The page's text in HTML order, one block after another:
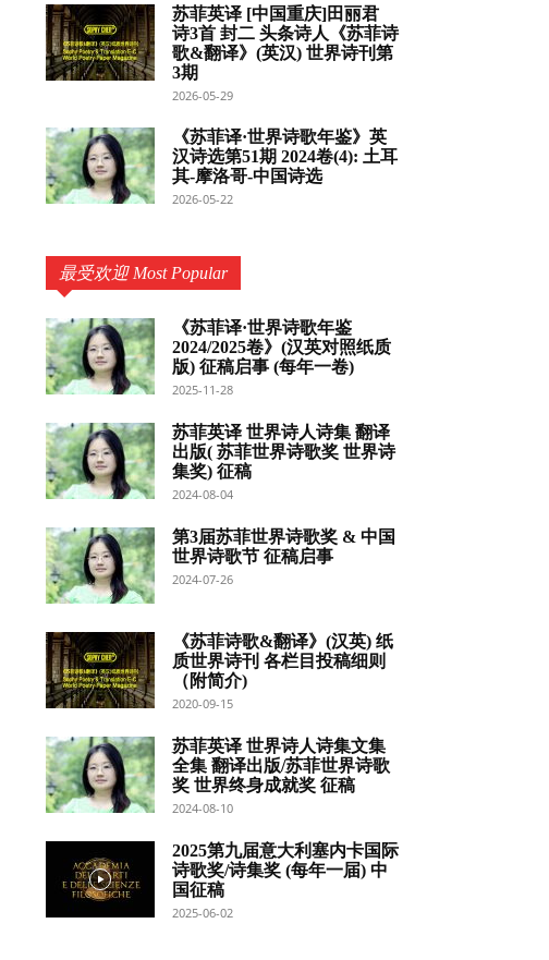
苏菲英译 [中国重庆]田丽君
诗3首 封二 头条诗人《苏菲诗
歌&翻译》(英汉) 世界诗刊第
3期
2026-05-29
《苏菲译·世界诗歌年鉴》英
汉诗选第51期 2024卷(4): 土耳
其-摩洛哥-中国诗选
2026-05-22
最受欢迎 Most Popular
《苏菲译·世界诗歌年鉴
2024/2025卷》(汉英对照纸质
版) 征稿启事 (每年一卷)
2025-11-28
苏菲英译 世界诗人诗集 翻译
出版( 苏菲世界诗歌奖 世界诗
集奖) 征稿
2024-08-04
第3届苏菲世界诗歌奖 & 中国
世界诗歌节 征稿启事
2024-07-26
《苏菲诗歌&翻译》(汉英) 纸
质世界诗刊 各栏目投稿细则
（附简介)
2020-09-15
苏菲英译 世界诗人诗集文集
全集 翻译出版/苏菲世界诗歌
奖 世界终身成就奖 征稿
2024-08-10
2025第九届意大利塞内卡国际
诗歌奖/诗集奖 (每年一届) 中
国征稿
2025-06-02